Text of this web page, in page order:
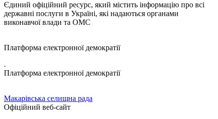
Єдиний офіційний ресурс, який містить інформацію про всі
державні послуги в Україні, які надаються органами
виконавчої влади та ОМС
Платформа електронної демократії
.
Платформа електронної демократії
Макарівська селищна рада
Офіційний веб-сайт